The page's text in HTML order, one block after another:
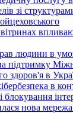
зі
людини в
підтримку
здоров'я в
в
блокування
нова мережа